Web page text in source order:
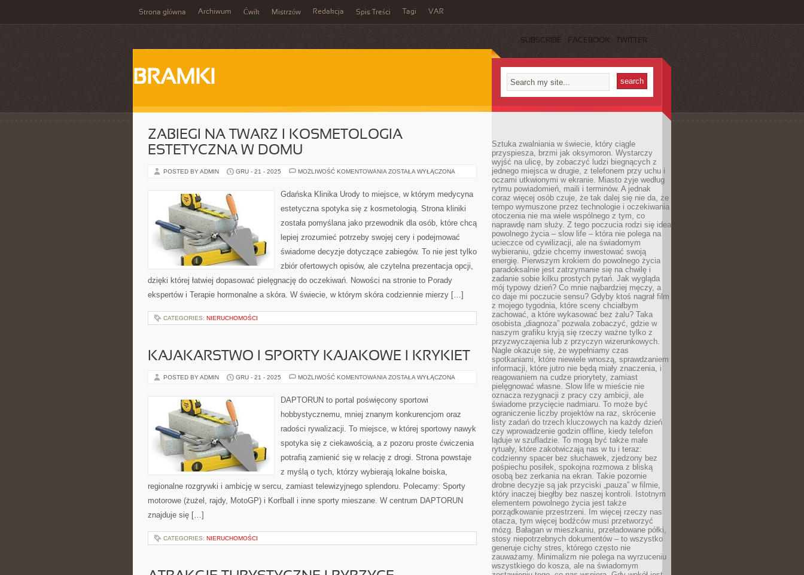
Strona główna Archiwum Ćwik Mistrzów Redakcja Spis Treści Tagi VAR
SUBSCRIBE FACEBOOK TWITTER
BRAMKI
ZABIEGI NA TWARZ I KOSMETOLOGIA
ESTETYCZNA W DOMU
POSTED BY ADMIN GRU - 21 - 2025 MOŻLIWOŚĆ KOMENTOWANIA ZABIEGI
KOSMETOLOGIA
W
ZOSTAŁA WYŁĄCZONA
Gdańska Klinika Urody to miejsce, w którym medycyna
estetyczna spotyka się z kosmetologią. Strona kliniki
została pomyślana jako przewodnik dla osób, które chcą
lepiej zrozumieć potrzeby swojej cery i podejmować
świadome decyzje dotyczące zabiegów. To nie jest tylko
zbiór ofertowych opisów, ale czytelna prezentacja opcji,
dzięki której łatwiej dopasować pielęgnację do oczekiwań. Nowości na stronie to Porady
ekspertów i Terapie hormonalne a skóra. W świecie, w którym skóra codziennie mierzy […]
CATEGORIES: NIERUCHOMOŚCI
KAJAKARSTWO I SPORTY KAJAKOWE I KRYKIET
POSTED BY ADMIN GRU - 21 - 2025 MOŻLIWOŚĆ KOMENTOWANIA KAJAKARSTWO
KAJAKOWE
I
ZOSTAŁA WYŁĄCZONA
DAPTORUN to portal poświęcony sportowi
hobbystycznemu, mniej znanym konkurencjom oraz
radości rywalizacji. To miejsce, w której sportowy nawyk
spotyka się z ciekawością, a z pozoru proste ćwiczenia
potrafią zamienić się w relację z drogi. Strona powstaje
z myślą o tych, którzy wybierają lokalne boiska,
regionalne rozgrywki i ambicję w sercu, zamiast telewizyjnego splendoru. Polecamy: Sporty
motorowe (żużel, rajdy, MotoGP) i Korfball i inne sporty mieszane. W centrum DAPTORUN
znajduje się […]
CATEGORIES: NIERUCHOMOŚCI
Sztuka zwalniania w świecie, który ciągle
przyspiesza, brzmi jak oksymoron. Wystarczy
wyjść na ulicę, by zobaczyć ludzi biegnących z
jednego miejsca w drugie, z telefonem przy uchu i
oczami utkwionymi w ekranie. Miasto żyje według
rytmu powiadomień, maili i terminów. A jednak
coraz więcej osób czuje, że tak dalej się nie da, że
tempo wymuszone przez technologie i oczekiwania
otoczenia nie ma wiele wspólnego z tym, co
naprawdę nam służy. Z tego poczucia rodzi się idea
powolnego życia – slow life – która nie polega na
ucieczce od cywilizacji, ale na świadomym
wybieraniu, gdzie chcemy inwestować swoją
energię. Pierwszym krokiem do powolnego życia
paradoksalnie jest zatrzymanie się na chwilę i
zadanie sobie kilku prostych pytań. Jak wygląda
mój typowy dzień? Co mnie najbardziej męczy, a
co daje mi poczucie sensu? Gdyby ktoś nagrał film
z mojego tygodnia, które sceny chciałbym
zachować, a które wykasować bez żalu? Taka
osobista „diagnoza” pozwala zobaczyć, gdzie w
naszym grafiku kryją się rzeczy ważne tylko z
przyzwyczajenia lub z przyczyn wizerunkowych.
Nagle okazuje się, że wypełniamy czas
spotkaniami, które niewiele wnoszą, sprawdzaniem
informacji, które jutro nie będą miały znaczenia, i
reagowaniem na cudze priorytety, zamiast
pielęgnować własne. Slow life w mieście nie
oznacza rezygnacji z pracy czy ambicji, ale
świadome przycięcie nadmiaru. To może być
ograniczenie liczby projektów na raz, skrócenie
listy zadań do trzech kluczowych na każdy dzień
czy wprowadzenie godzin offline, kiedy telefon
ląduje w szufladzie. To mogą być także małe
rytuały, które zakotwiczają nas w tu i teraz:
codzienny spacer bez słuchawek, zjedzony bez
pośpiechu posiłek, spokojna rozmowa z bliską
osobą bez zerkania na ekran. Takie pozornie
drobne decyzje są jak przyciski „pauza” w filmie,
który inaczej biegłby bez naszej kontroli. Istotnym
elementem powolnego życia jest także
porządkowanie przestrzeni. Im więcej rzeczy nas
otacza, tym więcej bodźców musi przetworzyć
mózg. Bałagan w mieszkaniu, przeładowane półki,
stosy niepotrzebnych dokumentów – to wszystko
generuje cichy stres, którego często nie
zauważamy. Minimalizm nie polega na wyrzuceniu
wszystkiego do kosza, ale na świadomym